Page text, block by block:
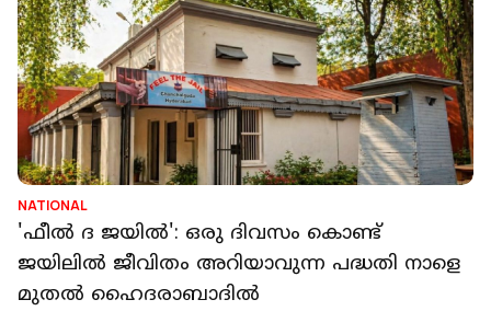
NATIONAL
'ഫീൽ ദ ജയിൽ': ഒരു ദിവസം കൊണ്ട്
ജയിലിൽ ജീവിതം അറിയാവുന്ന പദ്ധതി നാളെ
മുതല്‍ ഹൈദരാബാദില്‍